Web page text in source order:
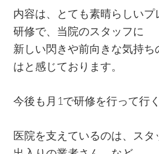
内容は、とても素晴らしい
研修で、当院のスタッフに
新しい閃きや前向きな気持
はと感じております。
今後も月1で研修を行って行
医院を支えているのは、スタ